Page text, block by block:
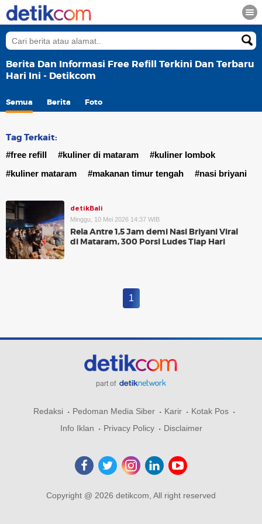
Berita Dan Informasi Free Refill Terkini Dan Terbaru
Hari Ini - Detikcom
Semua Berita Foto
Tag Terkait:
#free refill #kuliner di mataram
#kuliner lombok
#kuliner mataram
#makanan timur tengah #nasi briyani
detikBali
Minggu, 10 Mei 2026 14:37 WIB
Rela Antre 1,5 Jam demi Nasi Briyani Viral
di Mataram, 300 Porsi Ludes Tiap Hari
1
part of
Redaksi Pedoman Media Siber Karir
Kotak Pos
Info Iklan
Privacy Policy Disclaimer
Copyright @ 2026 detikcom, All right reserved